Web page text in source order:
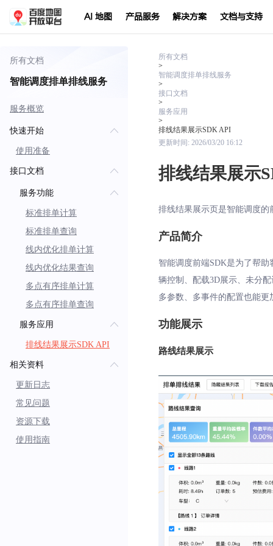
AI 地图 产品服务 解决方案 文档与支持
所有文档
智能调度排单排线服务
服务概览
快速开始
使用准备
接口文档
服务功能
标准排单计算
标准排单查询
线内优化排单计算
线内优化结果查询
多点有序排单计算
多点有序排单查询
服务应用
排线结果展示SDK API
相关资料
更新日志
常见问题
资源下载
使用指南
所有文档
>
智能调度排单排线服务
>
接口文档
>
服务应用
>
排线结果展示SDK API
更新时间: 2026/03/20 16:12
排线结果展示
排线结果展示页是智能调度的
产品简介
智能调度前端SDK是为了帮
辆控制、配载3D展示、未分
多参数、多事件的配置也能
功能展示
路线结果展示